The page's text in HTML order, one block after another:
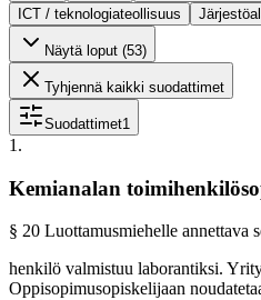
ICT / teknologiateollisuus
Näytä loput (53)
Tyhjennä kaikki suodattimet
Suodattimet1
1 .
Kemianalan
§ 20 Luottamusmiehelle annettava
henkilö valmistuu laborantiksi.
Oppisopimusopiskelijaan